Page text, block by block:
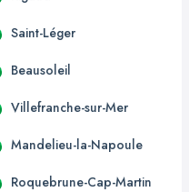
Saint-Léger
Beausoleil
Villefranche-sur-Mer
Mandelieu-la-Napoule
Roquebrune-Cap-Martin